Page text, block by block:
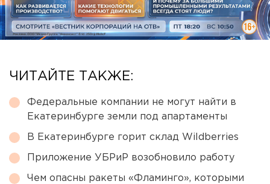
ЧИТАЙТЕ ТАКЖЕ:
Федеральные компании не могут найти в
Екатеринбурге земли под апартаменты
В Екатеринбурге горит склад Wildberries
Приложение УБРиР возобновило работу
Чем опасны ракеты «Фламинго», которыми